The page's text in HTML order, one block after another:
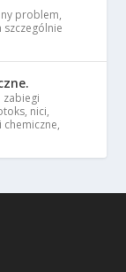
problem,
szczególnie
zabiegi
nici,
chemiczne,